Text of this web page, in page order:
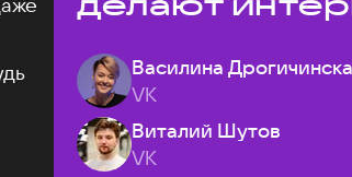
Василина
VK
Виталий Шутов
VK